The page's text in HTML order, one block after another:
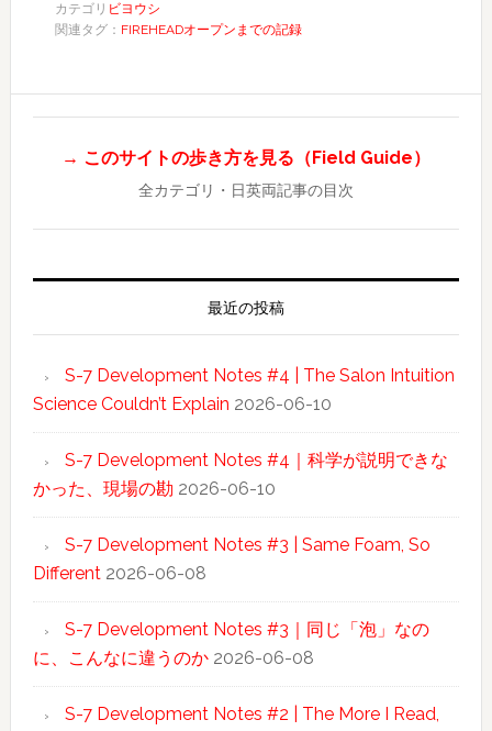
カテゴリ ビヨウシ
関連タグ： FIREHEADオープンまでの記録
→ このサイトの歩き方を見る（Field Guide）
全カテゴリ・日英両記事の目次
最近の投稿
S-7 Development Notes #4 | The Salon Intuition
Science Couldn’t Explain 2026-06-10
S-7 Development Notes #4｜科学が説明できな
かった、現場の勘 2026-06-10
S-7 Development Notes #3 | Same Foam, So
Different 2026-06-08
S-7 Development Notes #3｜同じ「泡」なの
に、こんなに違うのか 2026-06-08
S-7 Development Notes #2 | The More I Read,